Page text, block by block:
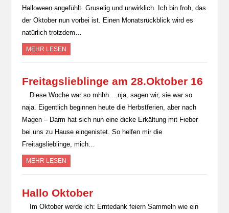
Halloween angefühlt. Gruselig und unwirklich. Ich bin froh, das
der Oktober nun vorbei ist. Einen Monatsrückblick wird es
natürlich trotzdem…
MEHR LESEN
Freitagslieblinge am 28.Oktober 16
Diese Woche war so mhhh….nja, sagen wir, sie war so
naja. Eigentlich beginnen heute die Herbstferien, aber nach
Magen – Darm hat sich nun eine dicke Erkältung mit Fieber
bei uns zu Hause eingenistet. So helfen mir die
Freitagslieblinge, mich…
MEHR LESEN
Hallo Oktober
Im Oktober werde ich: Erntedank feiern Sammeln wie ein